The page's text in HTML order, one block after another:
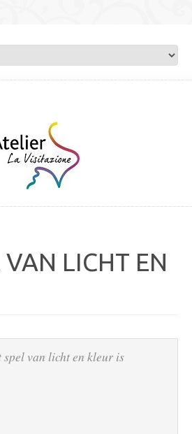
VAN LICHT EN
van licht en kleur is